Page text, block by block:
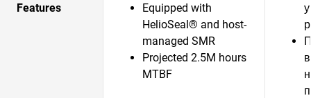
Features
Equipped with
HelioSeal® and host-
managed SMR
Projected 2.5M hours
MTBF